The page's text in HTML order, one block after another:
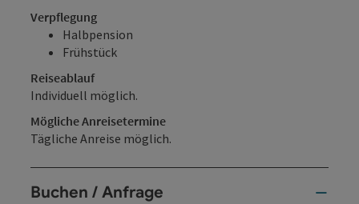
Verpflegung
Halbpension
Frühstück
Reiseablauf
Individuell möglich.
Mögliche Anreisetermine
Tägliche Anreise möglich.
Buchen / Anfrage